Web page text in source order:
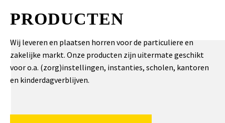
PRODUCTEN
Wij leveren en plaatsen horren voor de particuliere en
zakelijke markt. Onze producten zijn uitermate geschikt
voor o.a. (zorg)instellingen, instanties, scholen, kantoren
en kinderdagverblijven.